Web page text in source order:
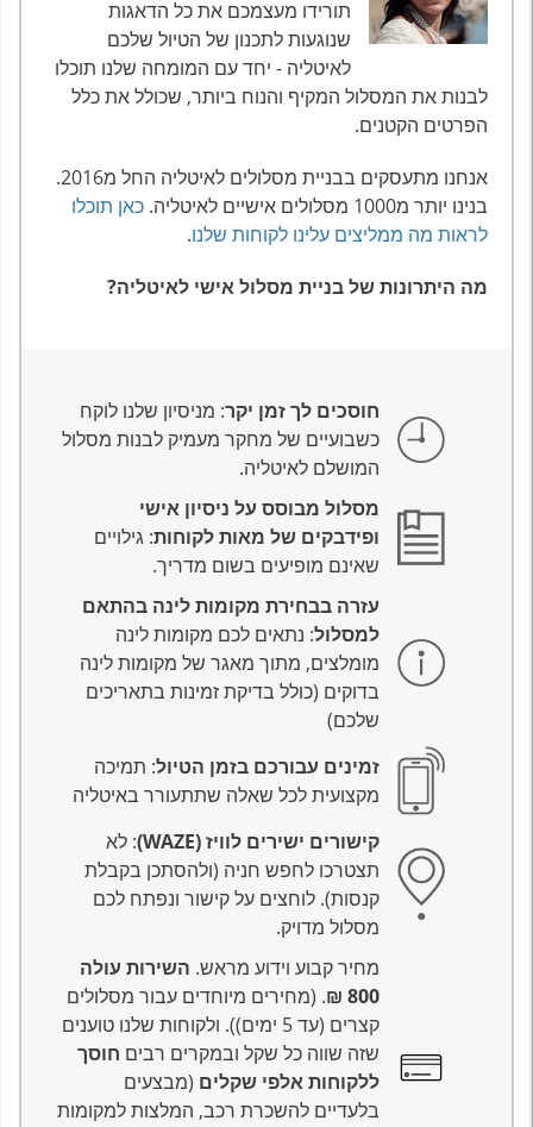
תורידו מעצמכם את כל הדאגות
שנוגעות לתכנון של הטיול שלכם
לאיטליה - יחד עם המומחה שלנו תוכלו
לבנות את המסלול המקיף והנוח ביותר, שכולל את כלל
הפרטים הקטנים.
אנחנו מתעסקים בבניית מסלולים לאיטליה החל מ2016.
בנינו יותר מ1000 מסלולים אישיים לאיטליה.
כאן תוכלו
לראות מה ממליצים עלינו לקוחות שלנו.
מה היתרונות של בניית מסלול אישי לאיטליה?
חוסכים לך זמן יקר: מניסיון שלנו לוקח
כשבועיים של מחקר מעמיק לבנות מסלול
המושלם לאיטליה.
מסלול מבוסס על ניסיון אישי
ופידבקים של מאות לקוחות: גילויים
שאינם מופיעים בשום מדריך.
עזרה בבחירת מקומות לינה בהתאם
למסלול: נתאים לכם מקומות לינה
מומלצים, מתוך מאגר של מקומות לינה
בדוקים (כולל בדיקת זמינות בתאריכים
שלכם)
זמינים עבורכם בזמן הטיול: תמיכה
מקצועית לכל שאלה שתתעורר באיטליה
קישורים ישירים לוויז (WAZE)
: לא
תצטרכו לחפש חניה (ולהסתכן בקבלת
קנסות). לוחצים על קישור ונפתח לכם
מסלול מדויק.
מחיר קבוע וידוע מראש. השירות עולה
800 ₪
. (מחירים מיוחדים עבור מסלולים
קצרים (עד 5 ימים)). ולקוחות שלנו טוענים
שזה שווה כל שקל ובמקרים רבים חוסך
ללקוחות אלפי שקלים (מבצעים
בלעדיים להשכרת רכב, המלצות למקומות